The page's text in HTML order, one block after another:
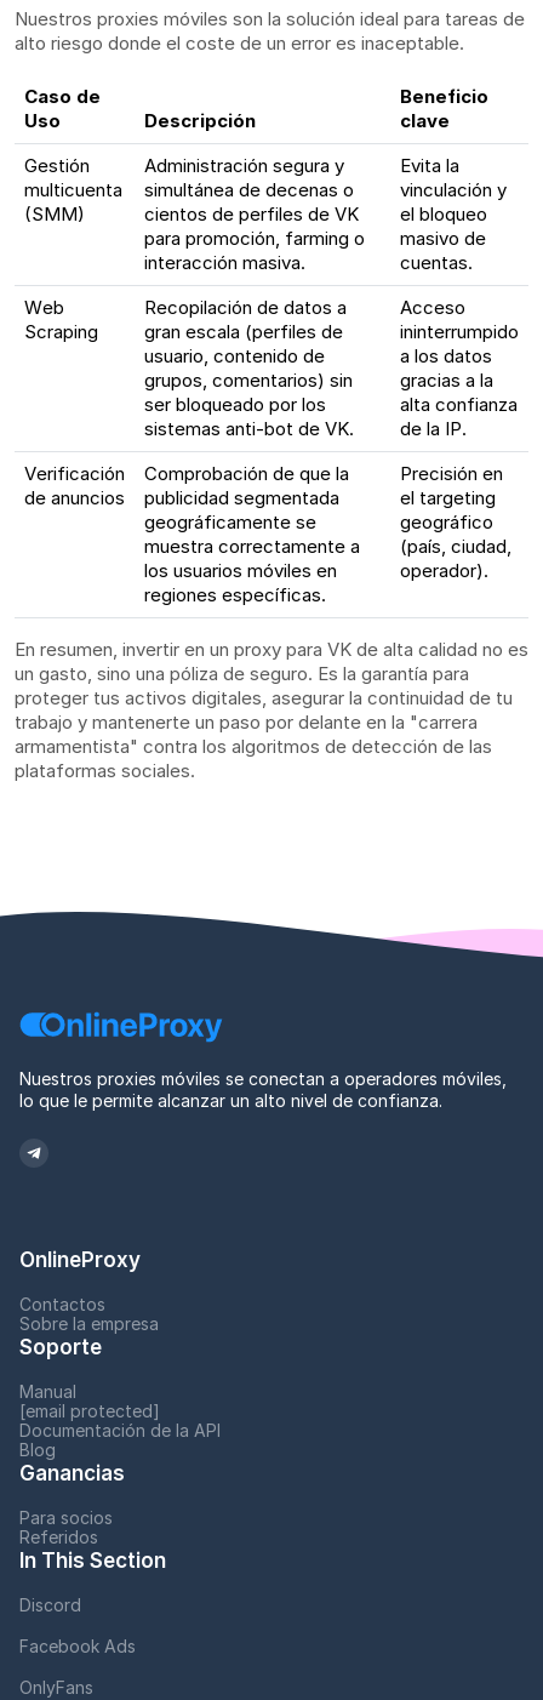
Nuestros proxies móviles son la solución ideal para tareas de
alto riesgo donde el coste de un error es inaceptable.
Caso de
Uso
Descripción
Beneficio
clave
Gestión
multicuenta
(SMM)
Administración segura y
simultánea de decenas o
cientos de perfiles de VK
para promoción, farming o
interacción masiva.
Evita la
vinculación y
el bloqueo
masivo de
cuentas.
Web
Scraping
Recopilación de datos a
gran escala (perfiles de
usuario, contenido de
grupos, comentarios) sin
ser bloqueado por los
sistemas anti-bot de VK.
Acceso
ininterrumpido
a los datos
gracias a la
alta confianza
de la IP.
Verificación
de anuncios
Comprobación de que la
publicidad segmentada
geográficamente se
muestra correctamente a
los usuarios móviles en
regiones específicas.
Precisión en
el targeting
geográfico
(país, ciudad,
operador).
En resumen, invertir en un proxy para VK de alta calidad no es
un gasto, sino una póliza de seguro. Es la garantía para
proteger tus activos digitales, asegurar la continuidad de tu
trabajo y mantenerte un paso por delante en la "carrera
armamentista" contra los algoritmos de detección de las
plataformas sociales.
Nuestros proxies móviles se conectan a operadores móviles,
lo que le permite alcanzar un alto nivel de confianza.
OnlineProxy
Contactos
Sobre la empresa
Soporte
Manual
[email protected]
Documentación de la API
Blog
Ganancias
Para socios
Referidos
In This Section
Discord
Facebook Ads
OnlyFans